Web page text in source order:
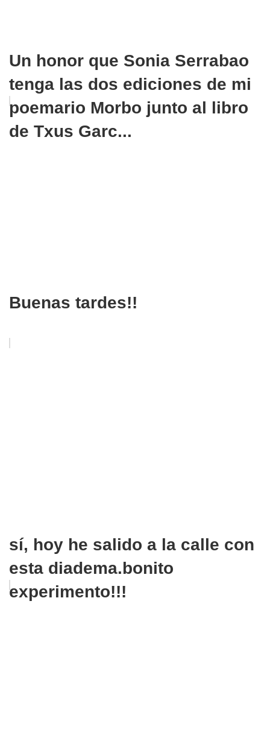
Un honor que Sonia Serrabao
tenga las dos ediciones de mi
poemario Morbo junto al libro
de Txus Garc...
Buenas tardes!!
sí, hoy he salido a la calle con
esta diadema.bonito
experimento!!!